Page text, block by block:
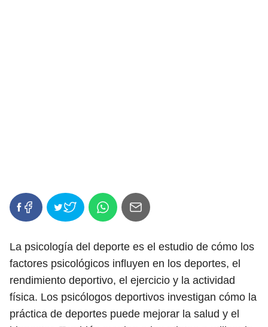
La psicología del deporte es el estudio de cómo los
factores psicológicos influyen en los deportes, el
rendimiento deportivo, el ejercicio y la actividad
física. Los psicólogos deportivos investigan cómo la
práctica de deportes puede mejorar la salud y el